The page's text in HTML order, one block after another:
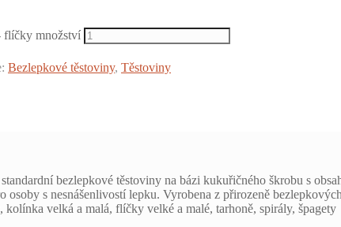
flíčky množství
Bezlepkové těstoviny, Těstoviny
bezlepkové těstoviny na bázi kukuřičného škrobu s
osoby s nesnášenlivostí lepku. Vyrobena z přirozeně
kolínka velká a malá, flíčky velké a malé, tarhoně, spirály, špagety